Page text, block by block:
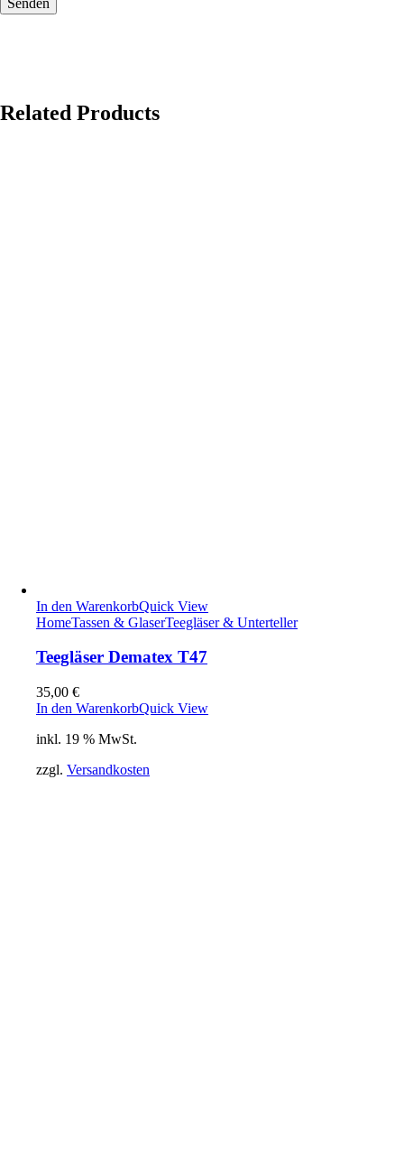
Related Products
In den WarenkorbQuick View
HomeTassen & GlaserTeegläser & Unterteller
Teegläser Dematex T47
35,00 €
In den WarenkorbQuick View
inkl. 19 % MwSt.
zzgl. Versandkosten